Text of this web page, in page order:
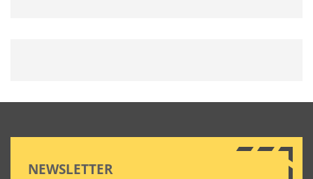
NEWSLETTER